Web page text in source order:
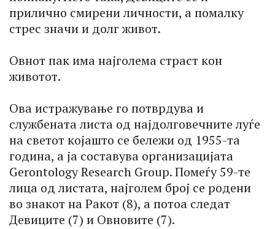
прилично смирени личности, а помалку
стрес значи и долг живот.
Овнот пак има најголема страст кон
животот.
Ова истражување го потврдува и
службената листа од најдолговечните луѓе
на светот којашто се бележи од 1955-та
година, а ја составува организацијата
Gerontology Research Group. Помеѓу 59-те
лица од листата, најголем број се родени
во знакот на Ракот (8), а потоа следат
Девиците (7) и Овновите (7).